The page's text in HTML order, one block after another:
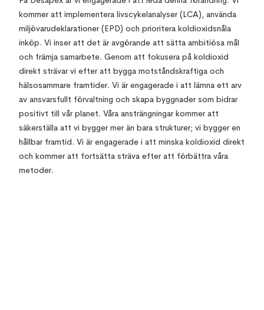
kommer att implementera livscykelanalyser (LCA), använda
miljövarudeklarationer (EPD) och prioritera koldioxidsnåla
inköp. Vi inser att det är avgörande att sätta ambitiösa mål
och främja samarbete. Genom att fokusera på koldioxid
direkt strävar vi efter att bygga motståndskraftiga och
hälsosammare framtider. Vi är engagerade i att lämna ett arv
av ansvarsfullt förvaltning och skapa byggnader som bidrar
positivt till vår planet. Våra ansträngningar kommer att
säkerställa att vi bygger mer än bara strukturer; vi bygger en
hållbar framtid. Vi är engagerade i att minska koldioxid direkt
och kommer att fortsätta sträva efter att förbättra våra
metoder.